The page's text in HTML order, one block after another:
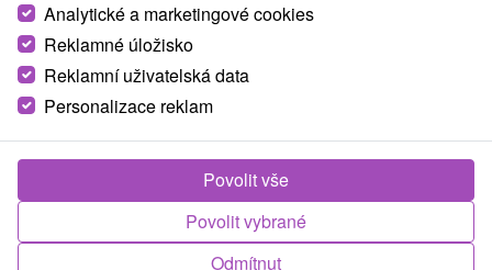
od3 826,74Kč
Analytické a marketingové cookies
Reklamné úložisko
Reklamní uživatelská data
Personalizace reklam
Odmítnut
Povolit vybrané
Povolit vše